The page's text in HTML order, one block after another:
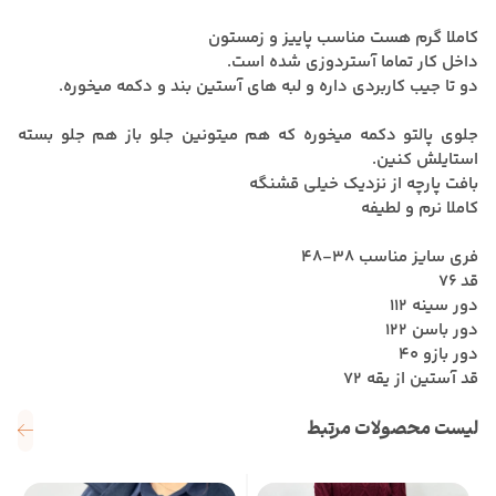
کاملا گرم هست مناسب پاییز و زمستون
داخل کار تماما آستردوزی شده است.
دو تا جیب کاربردی داره و لبه های آستین بند و دکمه میخوره.
جلوی پالتو دکمه میخوره که هم میتونین جلو باز هم جلو بسته
استایلش کنین.
بافت پارچه از نزدیک خیلی قشنگه
کاملا نرم و لطیفه
فری سایز مناسب 38-48
قد 76
دور سینه 112
دور باسن 122
دور بازو 40
قد آستین از یقه 72
لیست محصولات مرتبط